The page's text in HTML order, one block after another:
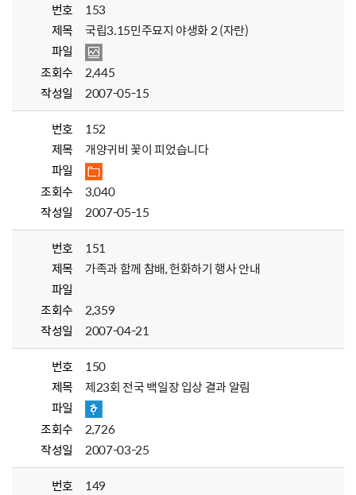
번호
153
제목
국립3.15민주묘지 야생화 2 (자란)
파일
조회수
2,445
작성일
2007-05-15
번호
152
제목
개양귀비 꽃이 피었습니다
파일
조회수
3,040
작성일
2007-05-15
번호
151
제목
가족과 함께 참배, 헌화하기 행사 안내
파일
조회수
2,359
작성일
2007-04-21
번호
150
제목
제23회 전국 백일장 입상 결과 알림
파일
조회수
2,726
작성일
2007-03-25
번호
149